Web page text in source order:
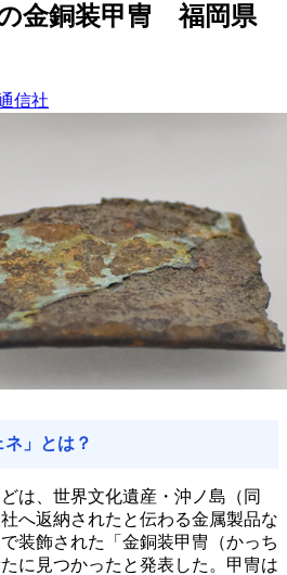
金銅装甲冑 福岡県
信社
」とは？
は、世界文化遺産・沖ノ島（同
へ返納されたと伝わる金属製品な
装飾された「金銅装甲冑（かっち
に見つかったと発表した。甲冑は